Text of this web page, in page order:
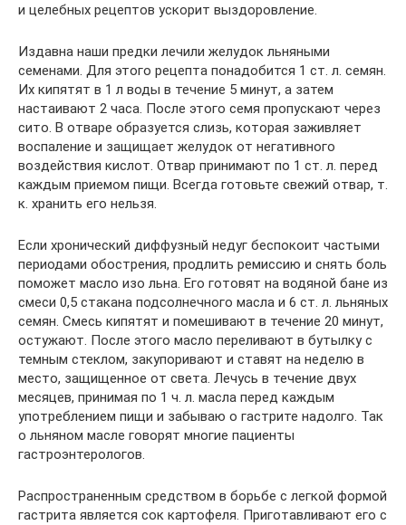
и целебных рецептов ускорит выздоровление.
Издавна наши предки лечили желудок льняными
семенами. Для этого рецепта понадобится 1 ст. л. семян.
Их кипятят в 1 л воды в течение 5 минут, а затем
настаивают 2 часа. После этого семя пропускают через
сито. В отваре образуется слизь, которая заживляет
воспаление и защищает желудок от негативного
воздействия кислот. Отвар принимают по 1 ст. л. перед
каждым приемом пищи. Всегда готовьте свежий отвар, т.
к. хранить его нельзя.
Если хронический диффузный недуг беспокоит частыми
периодами обострения, продлить ремиссию и снять боль
поможет масло изо льна. Его готовят на водяной бане из
смеси 0,5 стакана подсолнечного масла и 6 ст. л. льняных
семян. Смесь кипятят и помешивают в течение 20 минут,
остужают. После этого масло переливают в бутылку с
темным стеклом, закупоривают и ставят на неделю в
место, защищенное от света. Лечусь в течение двух
месяцев, принимая по 1 ч. л. масла перед каждым
употреблением пищи и забываю о гастрите надолго. Так
о льняном масле говорят многие пациенты
гастроэнтерологов.
Распространенным средством в борьбе с легкой формой
гастрита является сок картофеля. Приготавливают его с